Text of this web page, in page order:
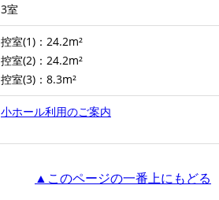
3室
控室(1)：24.2m²
控室(2)：24.2m²
控室(3)：8.3m²
小ホール利用のご案内
▲このページの一番上にもどる